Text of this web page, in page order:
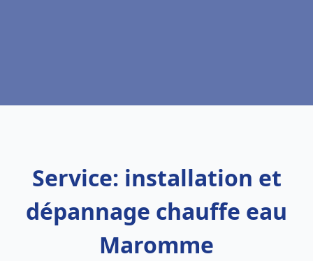
Service: installation et
dépannage chauffe eau
Maromme